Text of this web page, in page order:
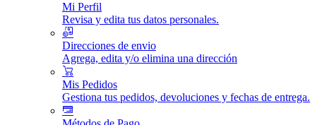
Mi Perfil
Revisa y edita tus datos personales.
Direcciones de envio
Agrega, edita y/o elimina una dirección
Mis Pedidos
Gestiona tus pedidos, devoluciones y fechas de entrega.